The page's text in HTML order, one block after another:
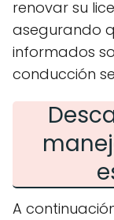
renovar su
asegurando
informados
conducción
A